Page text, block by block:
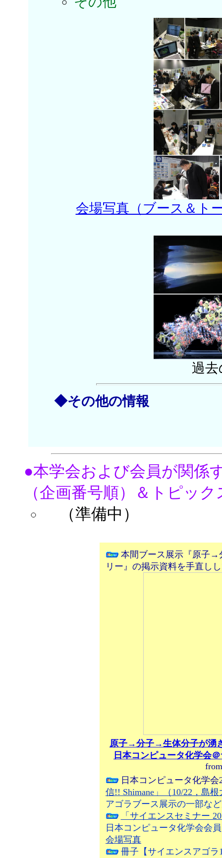
会場写真（ブース＆ト
過
◆その他の情報
●本学会および会員が関係
（企画番号順）＆トピック
（準備中）
本間ブース展示『原子→
リー』の掲示資料を手直し
原子→分子→生体分子が湧
日本コンピュータ化学会
日本コンピュータ化学会
信!! Shimane」（10/22，島
アゴラブース展示の一部な
「サイエンスセミナー
日本コンピュータ化学会会
会場写真
冊子【サイエンスアゴラ